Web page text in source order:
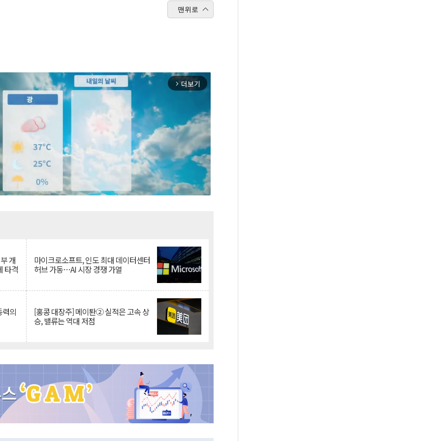
맨위로
arrow_forward_ios 더보기
개
타격
마이크로소프트, 인도 최대 데이터센터
허브 가동…AI 시장 경쟁 가열
의 [홍콩 대장주] 메이퇀② 실적은 고속 상
승, 밸류는 역대 저점